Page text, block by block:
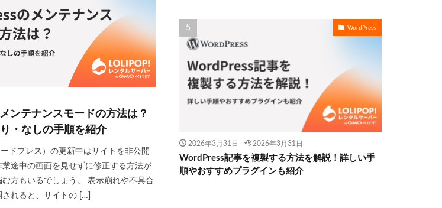
ンテナンスモードの方法は？
・なしの手順を紹介
ードプレス）の更新中はサイトを非公開
途中の画面を見せずに修正する方法が
方もいるでしょう。 表示崩れや不具合
されると、サイトの […]
WordPress
2026年3月31日 2026年3月31日
WordPress記事を複製する方法を解説！詳しい手
順やおすすめプラグインも紹介